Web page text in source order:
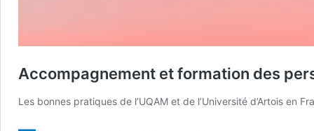
Accompagnement et formation des
Les bonnes pratiques de l’UQAM et de l’Université d’Artois en